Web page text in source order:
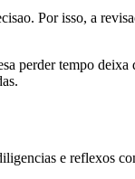
Por isso, a
perder tempo
e reflexos